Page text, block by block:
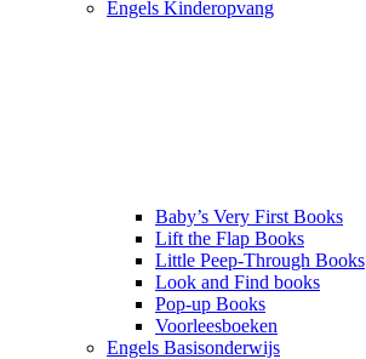
Engels Kinderopvang
Baby’s Very First Books
Lift the Flap Books
Little Peep-Through Books
Look and Find books
Pop-up Books
Voorleesboeken
Engels Basisonderwijs